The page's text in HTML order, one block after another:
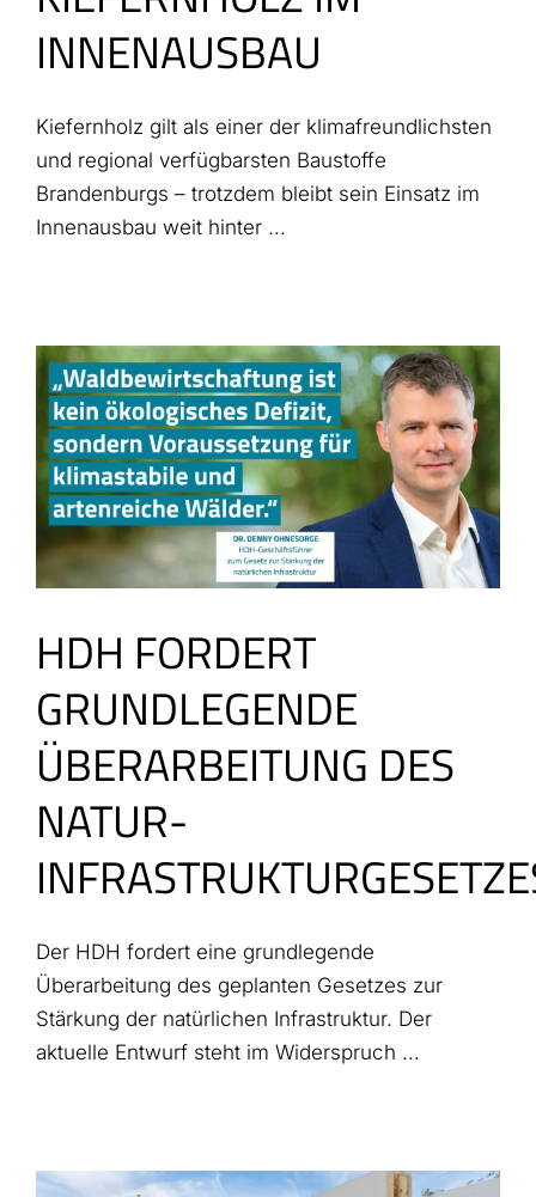
INNENAUSBAU
Kiefernholz gilt als einer der klimafreundlichsten
und regional verfügbarsten Baustoffe
Brandenburgs – trotzdem bleibt sein Einsatz im
Innenausbau weit hinter ...
HDH FORDERT
GRUNDLEGENDE
ÜBERARBEITUNG DES
NATUR-
Der HDH fordert eine grundlegende
Überarbeitung des geplanten Gesetzes zur
Stärkung der natürlichen Infrastruktur. Der
aktuelle Entwurf steht im Widerspruch ...